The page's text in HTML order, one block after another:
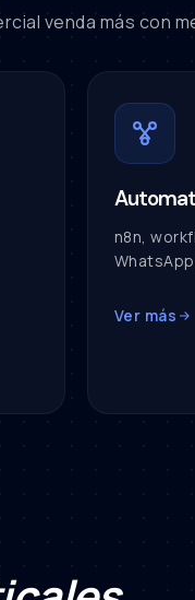
venda más con
n8n,
Ver más